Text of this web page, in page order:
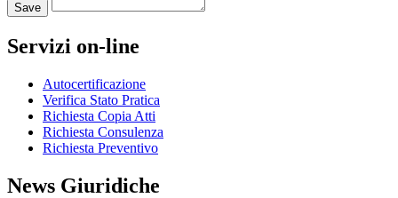
Save
Servizi on-line
Autocertificazione
Verifica Stato Pratica
Richiesta Copia Atti
Richiesta Consulenza
Richiesta Preventivo
News Giuridiche